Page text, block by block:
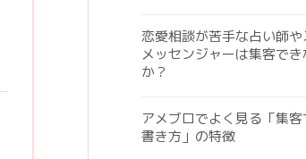
恋愛相談が苦手な占い師
メッセンジャーは集客で
か？
アメブロでよく見る「集
書き方」の特徴